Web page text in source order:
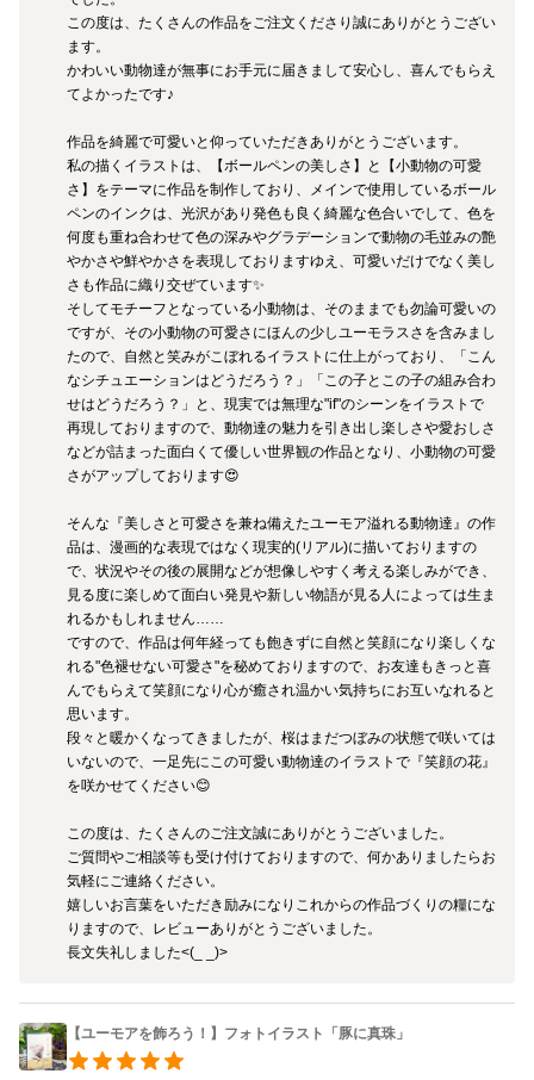
この度は、たくさんの作品をご注文くださり誠にありがとうござい
ます。
かわいい動物達が無事にお手元に届きまして安心し、喜んでもらえ
てよかったです♪
作品を綺麗で可愛いと仰っていただきありがとうございます。
私の描くイラストは、【ボールペンの美しさ】と【小動物の可愛
さ】をテーマに作品を制作しており、メインで使用しているボール
ペンのインクは、光沢があり発色も良く綺麗な色合いでして、色を
何度も重ね合わせて色の深みやグラデーションで動物の毛並みの艶
やかさや鮮やかさを表現しておりますゆえ、可愛いだけでなく美し
さも作品に織り交ぜています✨
そしてモチーフとなっている小動物は、そのままでも勿論可愛いの
ですが、その小動物の可愛さにほんの少しユーモラスさを含みまし
たので、自然と笑みがこぼれるイラストに仕上がっており、「こん
なシチュエーションはどうだろう？」「この子とこの子の組み合わ
せはどうだろう？」と、現実では無理な"if"のシーンをイラストで
再現しておりますので、動物達の魅力を引き出し楽しさや愛おしさ
などが詰まった面白くて優しい世界観の作品となり、小動物の可愛
さがアップしております😍
そんな『美しさと可愛さを兼ね備えたユーモア溢れる動物達』の作
品は、漫画的な表現ではなく現実的(リアル)に描いておりますの
で、状況やその後の展開などが想像しやすく考える楽しみができ、
見る度に楽しめて面白い発見や新しい物語が見る人によっては生ま
れるかもしれません……
ですので、作品は何年経っても飽きずに自然と笑顔になり楽しくな
れる"色褪せない可愛さ"を秘めておりますので、お友達もきっと喜
んでもらえて笑顔になり心が癒され温かい気持ちにお互いなれると
思います。
段々と暖かくなってきましたが、桜はまだつぼみの状態で咲いては
いないので、一足先にこの可愛い動物達のイラストで『笑顔の花』
を咲かせてください😊
この度は、たくさんのご注文誠にありがとうございました。
ご質問やご相談等も受け付けておりますので、何かありましたらお
気軽にご連絡ください。
嬉しいお言葉をいただき励みになりこれからの作品づくりの糧にな
りますので、レビューありがとうございました。
長文失礼しました<(_ _)>
【ユーモアを飾ろう！】フォトイラスト「豚に真珠」